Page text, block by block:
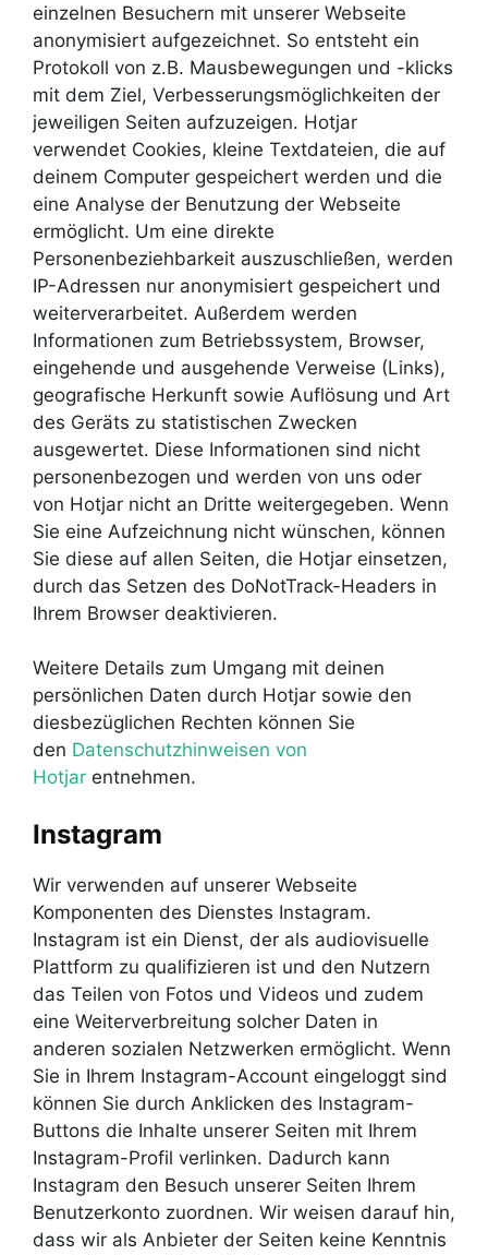
einzelnen Besuchern mit unserer Webseite
anonymisiert aufgezeichnet. So entsteht ein
Protokoll von z.B. Mausbewegungen und -klicks
mit dem Ziel, Verbesserungsmöglichkeiten der
jeweiligen Seiten aufzuzeigen. Hotjar
verwendet Cookies, kleine Textdateien, die auf
deinem Computer gespeichert werden und die
eine Analyse der Benutzung der Webseite
ermöglicht. Um eine direkte
Personenbeziehbarkeit auszuschließen, werden
IP-Adressen nur anonymisiert gespeichert und
weiterverarbeitet. Außerdem werden
Informationen zum Betriebssystem, Browser,
eingehende und ausgehende Verweise (Links),
geografische Herkunft sowie Auflösung und Art
des Geräts zu statistischen Zwecken
ausgewertet. Diese Informationen sind nicht
personenbezogen und werden von uns oder
von Hotjar nicht an Dritte weitergegeben. Wenn
Sie eine Aufzeichnung nicht wünschen, können
Sie diese auf allen Seiten, die Hotjar einsetzen,
durch das Setzen des DoNotTrack-Headers in
Ihrem Browser deaktivieren.
Weitere Details zum Umgang mit deinen
persönlichen Daten durch Hotjar sowie den
diesbezüglichen Rechten können Sie
den Datenschutzhinweisen von
Hotjar entnehmen.
Instagram
Wir verwenden auf unserer Webseite
Komponenten des Dienstes Instagram.
Instagram ist ein Dienst, der als audiovisuelle
Plattform zu qualifizieren ist und den Nutzern
das Teilen von Fotos und Videos und zudem
eine Weiterverbreitung solcher Daten in
anderen sozialen Netzwerken ermöglicht. Wenn
Sie in Ihrem Instagram-Account eingeloggt sind
können Sie durch Anklicken des Instagram-
Buttons die Inhalte unserer Seiten mit Ihrem
Instagram-Profil verlinken. Dadurch kann
Instagram den Besuch unserer Seiten Ihrem
Benutzerkonto zuordnen. Wir weisen darauf hin,
dass wir als Anbieter der Seiten keine Kenntnis